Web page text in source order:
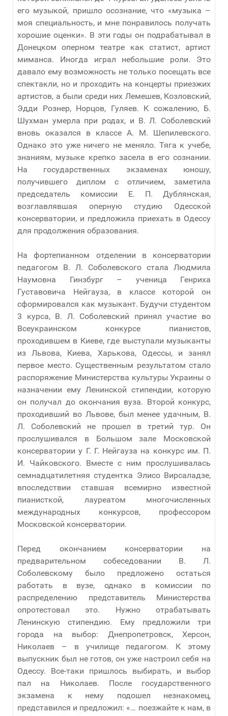
его музыкой, пришло осознание, что «музыка –
моя специальность, и мне понравилось получать
хорошие оценки». В эти годы он подрабатывал в
Донецком оперном театре как статист, артист
миманса. Иногда играл небольшие роли. Это
давало ему возможность не только посещать все
спектакли, но и проходить на концерты приезжих
артистов, а были среди них Лемешев, Козловский,
Эдди Рознер, Норцов, Гуляев. К сожалению, Б.
Шухман умерла при родах, и В. Л. Соболевский
вновь оказался в классе А. М. Шепилевского.
Однако это уже ничего не меняло. Тяга к учебе,
знаниям, музыке крепко засела в его сознании.
На государственных экзаменах юношу,
получившего диплом с отличием, заметила
председатель комиссии Е. П. Дублянская,
возглавлявшая оперную студию Одесской
консерватории, и предложила приехать в Одессу
для продолжения образования.
На фортепианном отделении в консерватории
педагогом В. Л. Соболевского стала Людмила
Наумовна Гинзбург – ученица Генриха
Густавовича Нейгауза, в классе которой он
сформировался как музыкант. Будучи студентом
3 курса, В. Л. Соболевский принял участие во
Всеукраинском конкурсе пианистов,
проходившем в Киеве, где выступали музыканты
из Львова, Киева, Харькова, Одессы, и занял
первое место. Существенным результатом стало
распоряжение Министерства культуры Украины о
назначении ему Ленинской стипендии, которую
он получал до окончания вуза. Второй конкурс,
проходивший во Львове, был менее удачным, В.
Л. Соболевский не прошел в третий тур. Он
прослушивался в Большом зале Московской
консерватории у Г. Г. Нейгауза на конкурс им. П.
И. Чайковского. Вместе с ним прослушивалась
семнадцатилетняя студентка Элисо Вирсаладзе,
впоследствии ставшая всемирно известной
пианисткой, лауреатом многочисленных
международных конкурсов, профессором
Московской консерватории.
Перед окончанием консерватории на
предварительном собеседовании В. Л.
Соболевскому было предложено остаться
работать в вузе, однако в комиссии по
распределению представитель Министерства
опротестовал это. Нужно отрабатывать
Ленинскую стипендию. Ему предложили три
города на выбор: Днепропетровск, Херсон,
Николаев – в училище педагогом. К этому
выпускник был не готов, он уже настроил себя на
Одессу. Все-таки пришлось выбирать, и выбор
пал на Николаев. После государственного
экзамена к нему подошел незнакомец,
представился и предложил: «… поезжайте к нам, в